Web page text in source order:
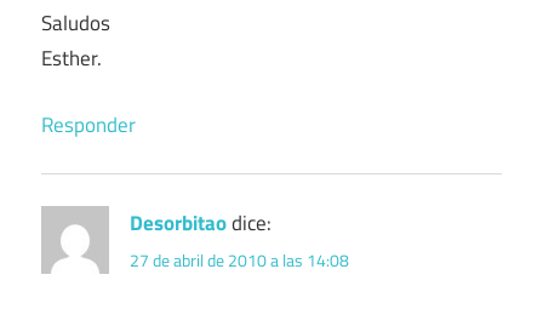
Saludos
Esther.
Responder
Desorbitaodice:
27 de abril de 2010 a las 14:08